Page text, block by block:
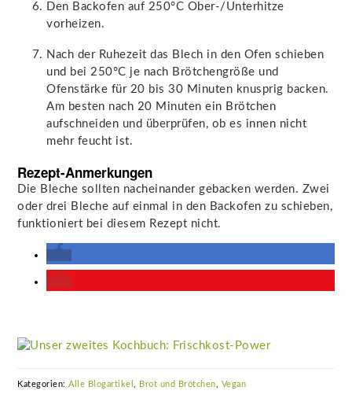
Den Backofen auf 250°C Ober-/Unterhitze
vorheizen.
Nach der Ruhezeit das Blech in den Ofen schieben
und bei 250°C je nach Brötchengröße und
Ofenstärke für 20 bis 30 Minuten knusprig backen.
Am besten nach 20 Minuten ein Brötchen
aufschneiden und überprüfen, ob es innen nicht
mehr feucht ist.
Rezept-Anmerkungen
Die Bleche sollten nacheinander gebacken werden. Zwei
oder drei Bleche auf einmal in den Backofen zu schieben,
funktioniert bei diesem Rezept nicht.
Kategorien:Alle Blogartikel Brot und Brötchen Vegan